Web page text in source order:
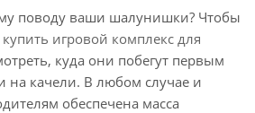
поводу ваши шалунишки? Чтобы
купить игровой комплекс для
куда они побегут первым
на качели. В любом случае и
обеспечена масса